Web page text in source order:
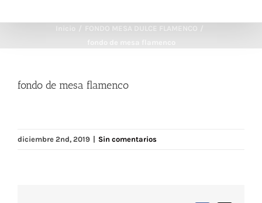
fondo de mesa flamenco
diciembre 2nd, 2019 | Sin comentarios